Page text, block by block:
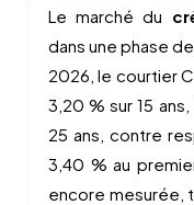
Le marché du
dans une phase
2026, le courtier
3,20 % sur 15
25 ans, contre
3,40 % au
encore mesurée,